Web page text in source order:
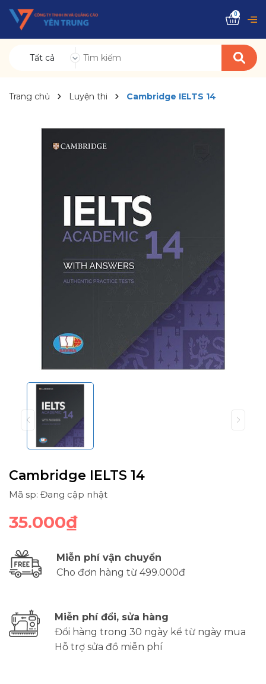
Tất cả
0
Trang chủ Luyện thi Cambridge IELTS 14
Cambridge IELTS 14
Mã sp: Đang cập nhật
35.000₫
Miễn phí vận chuyển
Cho đơn hàng từ 499.000đ
Miễn phí đổi, sửa hàng
Đổi hàng trong 30 ngày kể từ ngày mua
Hỗ trợ sửa đồ miễn phí